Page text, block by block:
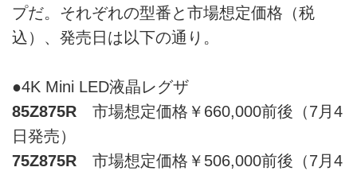
プだ。それぞれの型番と市場想定価格（税
込）、発売日は以下の通り。
●4K Mini LED液晶レグザ
85Z875R 市場想定価格￥660,000前後（7月4
日発売）
75Z875R 市場想定価格￥506,000前後（7月4